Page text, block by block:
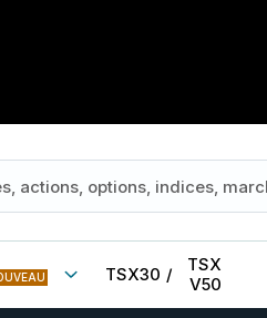
TSX30 /
TSX
V50